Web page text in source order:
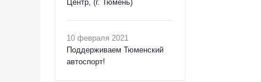
Центр, (г. Тюмень)
10 февраля 2021
Поддерживаем Тюменский
автоспорт!